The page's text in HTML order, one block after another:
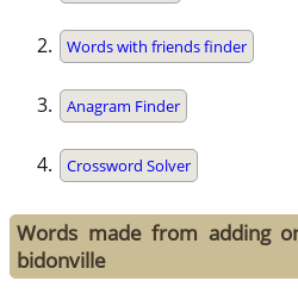
Words with friends finder
Anagram Finder
Crossword Solver
Words made from adding
bidonville